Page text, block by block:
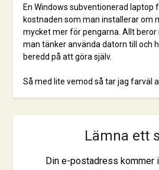
En Windows subventionerad laptop
kostnaden som man installerar om
mycket mer för pengarna. Allt beror
man tänker använda datorn till och
beredd på att göra själv.
Så med lite vemod så tar jag farväl
Lämna ett
Din e-postadress kommer